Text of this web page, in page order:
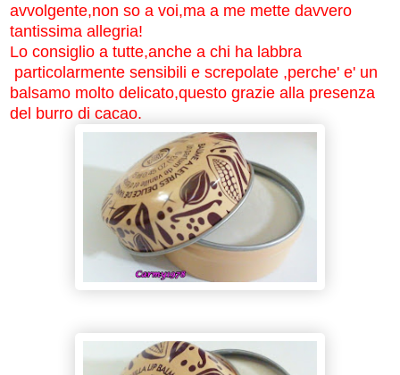
avvolgente,non so a voi,ma a me mette davvero
tantissima allegria!
Lo consiglio a tutte,anche a chi ha labbra
particolarmente sensibili e screpolate ,perche' e' un
balsamo molto delicato,questo grazie alla presenza
del burro di cacao.